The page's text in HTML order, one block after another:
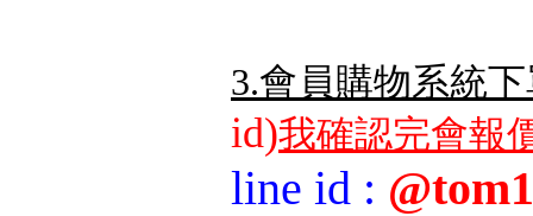
3.會員購物系統
id)我確認完會報
line id :